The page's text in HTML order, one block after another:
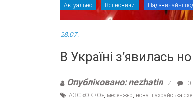
Актуально Всі новини Надзвичайні
28.07.
В Україні з’явилась
Опубліковано: nezhatin
0
АЗС «ОККО» месенжер нова шахрайська